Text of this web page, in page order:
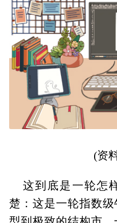
(资
这到底是一轮怎
楚：这是一轮指数